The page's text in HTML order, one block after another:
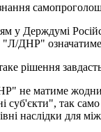
у Держдумі
"Л/ДНР"
рішення
не матиме жодних
суб'єкти", так
наслідки для